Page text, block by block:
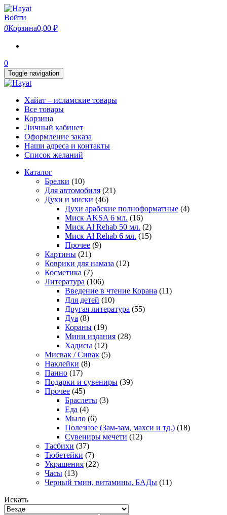
Skip
to
the
content
Войти
0Корзина0,00 ₽
0
Toggle navigation
Хайат – исламские товары
Все товары
Корзина
Личный кабинет
Оформление заказа
Наши адреса и контакты
Список желаний
Каталог
Брелки (10)
Для автомобиля (21)
Духи и миски (46)
Духи арабские полноформатные (4)
Миск AKSA 6 мл. (16)
Миск Al Rehab 50 мл. (2)
Миск Al Rehab 6 мл. (15)
Прочее (9)
Картины (21)
Коврики для намаза (12)
Косметика (7)
Литература (106)
Введение в чтение Корана (11)
Для детей (10)
Другая литература (55)
Дуа (8)
Кораны (19)
Мини издания (28)
Хадисы (12)
Мисвак / Сивак (5)
Наклейки (8)
Панно (17)
Подарки и сувениры (39)
Прочее (45)
Браслеты (3)
Еда (4)
Мыло (6)
Полезное (Зам-зам, махси и тд.) (18)
Сувениры мечети (12)
Тасбихи (37)
Тюбетейки (7)
Украшения (22)
Часы (13)
Черный тмин, витамины, БАДы (11)
Искать